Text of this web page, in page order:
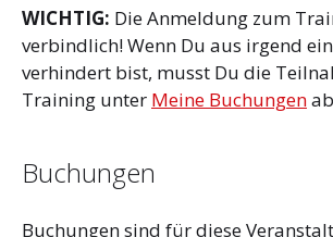
WICHTIG: Die Anmeldung zum
verbindlich! Wenn Du aus irgend
verhindert bist, musst Du die
Training unter Meine Buchungen
Buchungen
Buchungen sind für diese